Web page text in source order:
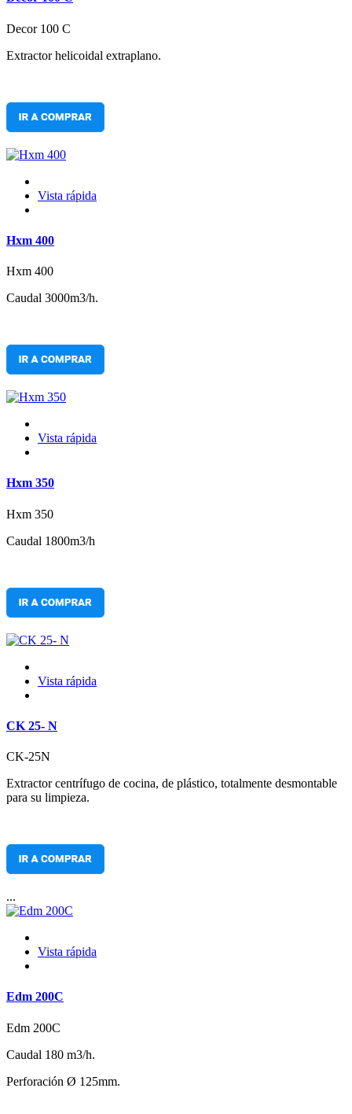
Decor 100 C
Extractor helicoidal extraplano.
Vista rápida
Hxm 400
Hxm 400
Caudal 3000m3/h.
Vista rápida
Hxm 350
Hxm 350
Caudal 1800m3/h
Vista rápida
CK 25- N
CK-25N
Extractor centrífugo de cocina, de plástico, totalmente desmontable
para su limpieza.
...
Vista rápida
Edm 200C
Edm 200C
Caudal 180 m3/h.
Perforación Ø 125mm.